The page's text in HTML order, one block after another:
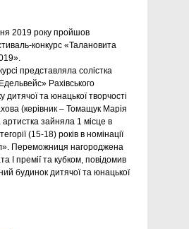
2019 року пройшов
конкурс «Талановита
представляла солістка
Рахівського
дитячої та юнацької творчості
(керівник – Томащук Марія
зайняла 1 місце в
(15-18) років в номінації
Переможниця нагороджена
І премії та кубком, повідомив
будинок дитячої та юнацької